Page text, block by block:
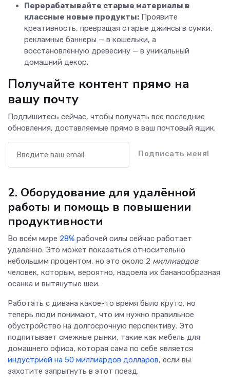
Перерабатывайте старые материалы в
классные новые продукты: Проявите
креативность, превращая старые джинсы в сумки,
рекламные баннеры — в кошельки, а
восстановленную древесину — в уникальный
домашний декор.
Получайте контент прямо на
вашу почту
Подпишитесь сейчас, чтобы получать все последние
обновления, доставляемые прямо в ваш почтовый ящик.
Подписать меня!
2. Оборудование для удалённой
работы и помощь в повышении
продуктивности
Во всём мире 28% рабочей силы сейчас работает
удалённо. Это может показаться относительно
небольшим процентом, но это около 2 миллиардов
человек, которым, вероятно, надоела их бананообразная
осанка и вытянутые шеи.
Работать с дивана какое-то время было круто, но
теперь люди понимают, что им нужно правильное
обустройство на долгосрочную перспективу. Это
подпитывает смежные рынки, такие как мебель для
домашнего офиса, которая сама по себе является
индустрией на 50 миллиардов долларов, если вы
захотите запрыгнуть в этот поезд.